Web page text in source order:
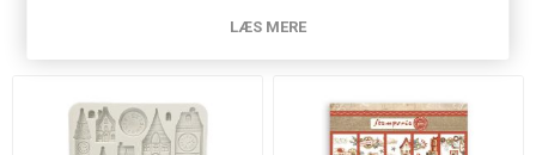
Relaterede produkter
LÆS MERE